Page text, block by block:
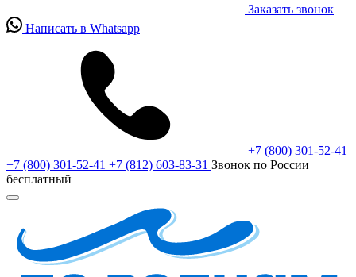
Заказать звонок
Написать в Whatsapp
+7 (800) 301-52-41
+7 (800) 301-52-41 +7 (812) 603-83-31 Звонок по России
бесплатный